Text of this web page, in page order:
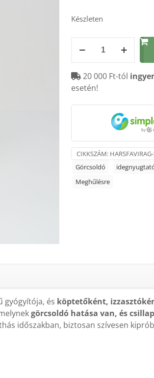
Készleten
Syrup
mennyiség
20 000 Ft-tól
esetén!
CIKKSZÁM:
Görcsoldó
Meghűlésre
gyógyítója, és köptetőként,
görcsoldó hatása van, és
időszakban, biztosan szívesen